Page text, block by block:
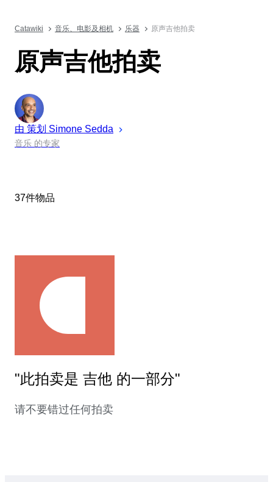
Catawiki 音乐、电影及相机 乐器 原声吉他拍卖
原声吉他拍卖
由 策划 Simone Sedda
音乐 的专家
37件物品
"此拍卖是 吉他 的一部分"
请不要错过任何拍卖